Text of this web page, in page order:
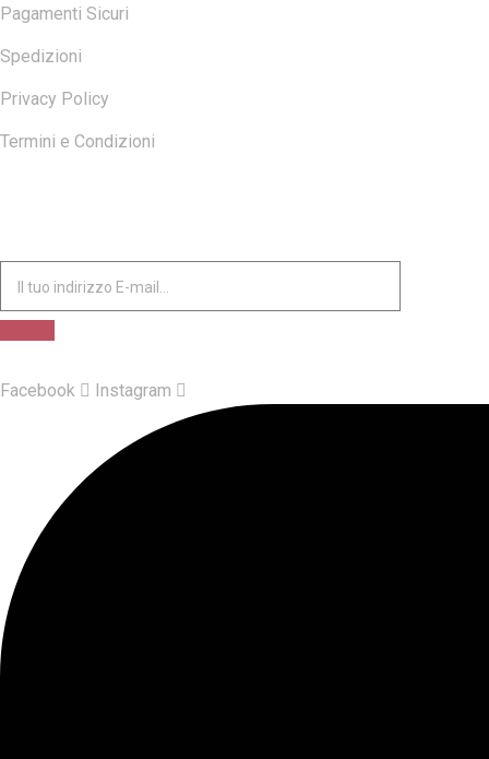
Pagamenti Sicuri
Spedizioni
Privacy Policy
Termini e Condizioni
Facebook Instagram